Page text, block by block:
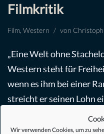
Wir verwenden Cookies, um zu
Filmkritik
Film Western von
„Eine Welt ohne
Western steht für
wenn es ihm bei einer
streicht er seinen Lohn